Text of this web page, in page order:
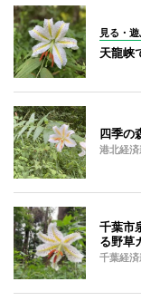
見る・
天龍峡
四季の
港北経済
千葉市
る野草
千葉経済